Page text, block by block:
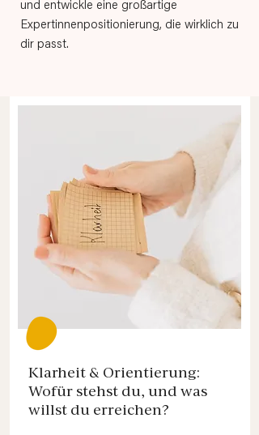
und entwickle eine großartige
Expertinnenpositionierung, die wirklich zu
dir passt.
Klarheit & Orientierung:
Wofür stehst du, und was
willst du erreichen?